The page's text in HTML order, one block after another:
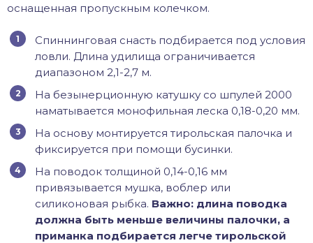
оснащенная пропускным колечком.
Спиннинговая снасть подбирается под условия
ловли. Длина удилища ограничивается
диапазоном 2,1-2,7 м.
На безынерционную катушку со шпулей 2000
наматывается монофильная леска 0,18-0,20 мм.
На основу монтируется тирольская палочка и
фиксируется при помощи бусинки.
На поводок толщиной 0,14-0,16 мм
привязывается мушка, воблер или
силиконовая рыбка. Важно: длина поводка
должна быть меньше величины палочки, а
приманка подбирается легче тирольской